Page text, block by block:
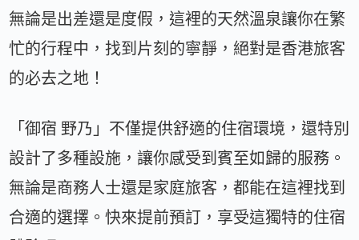
無論是出差還是度假，這裡的天然溫泉讓你在繁
忙的行程中，找到片刻的寧靜，絕對是香港旅客
的必去之地！
「御宿 野乃」不僅提供舒適的住宿環境，還特別
設計了多種設施，讓你感受到賓至如歸的服務。
無論是商務人士還是家庭旅客，都能在這裡找到
合適的選擇。快來提前預訂，享受這獨特的住宿